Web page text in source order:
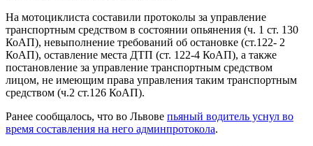
На мотоциклиста составили протоколы за управление
транспортным средством в состоянии опьянения (ч. 1 ст. 130
КоАП), невыполнение требований об остановке (ст.122- 2
КоАП), оставление места ДТП (ст. 122-4 КоАП), а также
постановление за управление транспортным средством
лицом, не имеющим права управления таким транспортным
средством (ч.2 ст.126 КоАП).
Ранее сообщалось, что во Львове пьяный водитель уснул во
время составления на него админпротокола.